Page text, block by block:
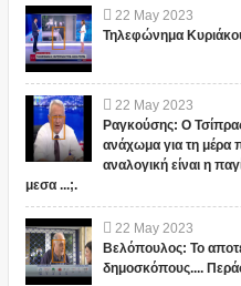
22 May 2023
Τηλεφώνημα
22 May 2023
Ραγκούσης: Ο
ανάχωμα για τη μέρα
αναλογική είναι η
μεσα ...;.
22 May 2023
Βελόπουλος: Το
δημοσκόπους....